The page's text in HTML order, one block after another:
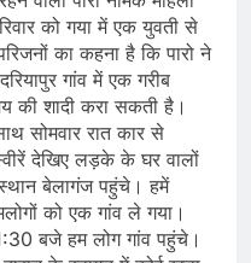
को गया में एक युवती से
का कहना है कि पारो ने
गांव में एक गरीब
की शादी करा सकती है।
सोमवार रात कार से
देखिए लड़के के घर वालों
बेलागंज पहुंचे। हमें
को एक गांव ले गया।
बजे हम लोग गांव पहुंचे।